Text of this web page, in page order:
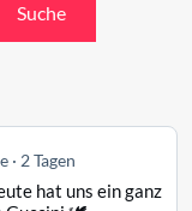
Suche
2 Tagen
hat uns ein ganz